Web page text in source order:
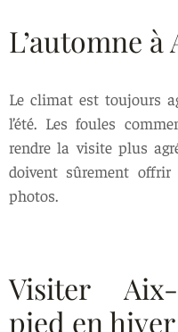
L’automne à
Le climat est toujours
l’été. Les foules
rendre la visite plus
doivent sûrement
photos.
Visiter
pied en hiver